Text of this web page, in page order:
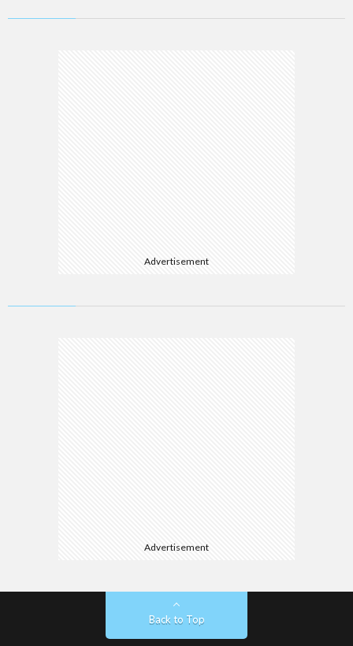
Advertisement
Advertisement
Back to Top